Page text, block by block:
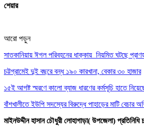
শেয়ার
আরো পড়ুন
সাতকানিয়ায় ঈগল পরিবহনের ধাক্কায় নিয়মিত ঘটছে
চট্টগ্রামেই দুই বছরে বন্ধ ১৯০ কারখানা, বেকার ৩০ হাজার
১৫ই আগষ্ট স্মরণে কালো ব্যাজ ধারণের কর্মসূচি হাতে
বাঁশখালীতে ইউপি সদস্যের বিরুদ্ধে পাহাড়ের মাটি বেচার
মাইনউদ্দীন হাসান চৌধুরী লোহাগাড়া( উপজেলা) প্রতিনিধি